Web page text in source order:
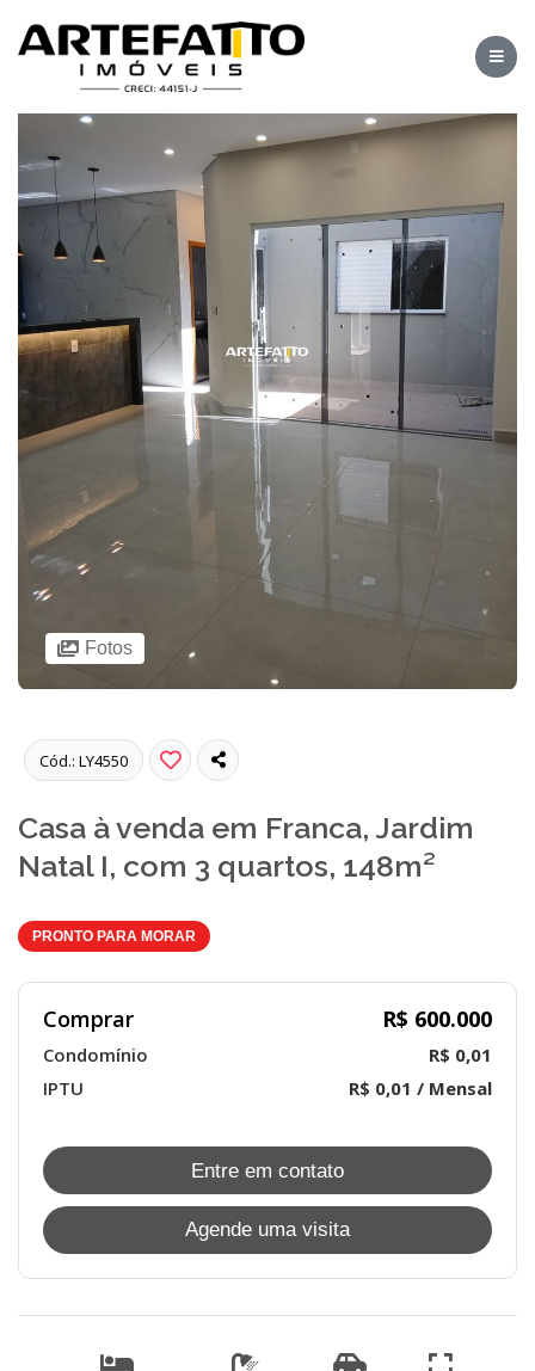
Fotos
Cód.: LY4550
Casa à venda em Franca, Jardim
Natal I, com 3 quartos, 148m²
PRONTO PARA MORAR
Comprar R$ 600.000
Condomínio
R$ 0,01
IPTU
R$ 0,01 / Mensal
Entre em contato
Agende uma visita